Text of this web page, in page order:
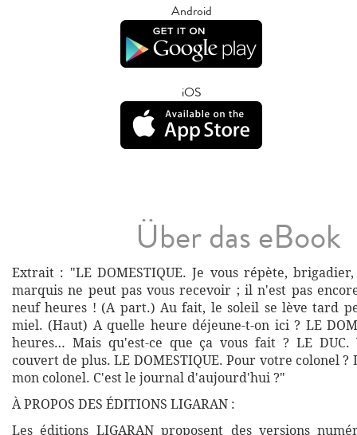
Android
iOS
Über das eBook
Extrait : "LE DOMESTIQUE. Je vous répète,
marquis ne peut pas vous recevoir ; il n'est pas
neuf heures ! (A part.) Au fait, le soleil se lève tard
miel. (Haut) A quelle heure déjeune-t-on ici ? LE
heures… Mais qu'est-ce que ça vous fait ? LE DUC.
couvert de plus. LE DOMESTIQUE. Pour votre colonel ?
mon colonel. C'est le journal d'aujourd'hui ?"
À PROPOS DES ÉDITIONS LIGARAN :
Les éditions LIGARAN proposent des versions